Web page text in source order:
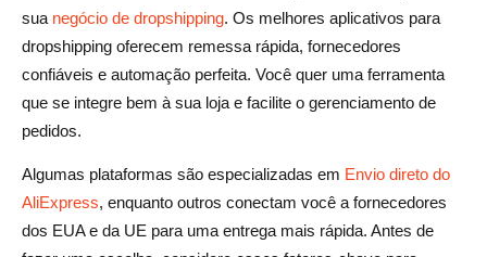
sua negócio de dropshipping. Os melhores aplicativos para
dropshipping oferecem remessa rápida, fornecedores
confiáveis e automação perfeita. Você quer uma ferramenta
que se integre bem à sua loja e facilite o gerenciamento de
pedidos.
Algumas plataformas são especializadas em Envio direto do
AliExpress, enquanto outros conectam você a fornecedores
dos EUA e da UE para uma entrega mais rápida. Antes de